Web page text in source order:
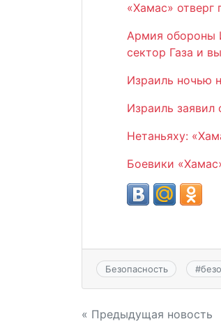
«Хамас»
Армия обороны
сектор Газа и
Израиль ночью
Израиль заявил
Нетаньяху:
Боевики
Безопасность #
Навигация
« Предыдущая новость